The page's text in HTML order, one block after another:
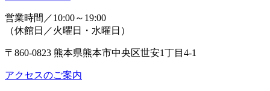
営業時間／10:00～19:00
（休館日／火曜日・水曜日）
〒860-0823 熊本県熊本市中央区世安1丁目4-1
アクセスのご案内